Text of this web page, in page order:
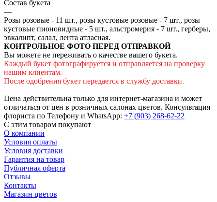
Состав букета
—
Розы розовые - 11 шт., розы кустовые розовые - 7 шт., розы
кустовые пионовидные - 5 шт., альстромерия - 7 шт., герберы,
эвкалипт, салал, лента атласная.
КОНТРОЛЬНОЕ ФОТО ПЕРЕД ОТПРАВКОЙ
Вы можете не переживать о качестве вашего букета.
Каждый букет фотографируется и отправляется на проверку
нашим клиентам.
После одобрения букет передается в службу доставки.
Цена действительна только для интернет-магазина и может
отличаться от цен в розничных салонах цветов. Консультация
флориста по Телефону и WhatsApp: +7 (903) 268-62-22
С этим товаром покупают
О компании
Условия оплаты
Условия доставки
Гарантия на товар
Публичная оферта
Отзывы
Контакты
Магазин цветов